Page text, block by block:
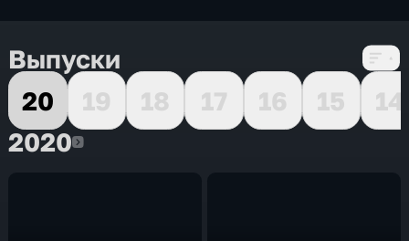
Выпуски
20
19 18 17 16 15
14
20202020